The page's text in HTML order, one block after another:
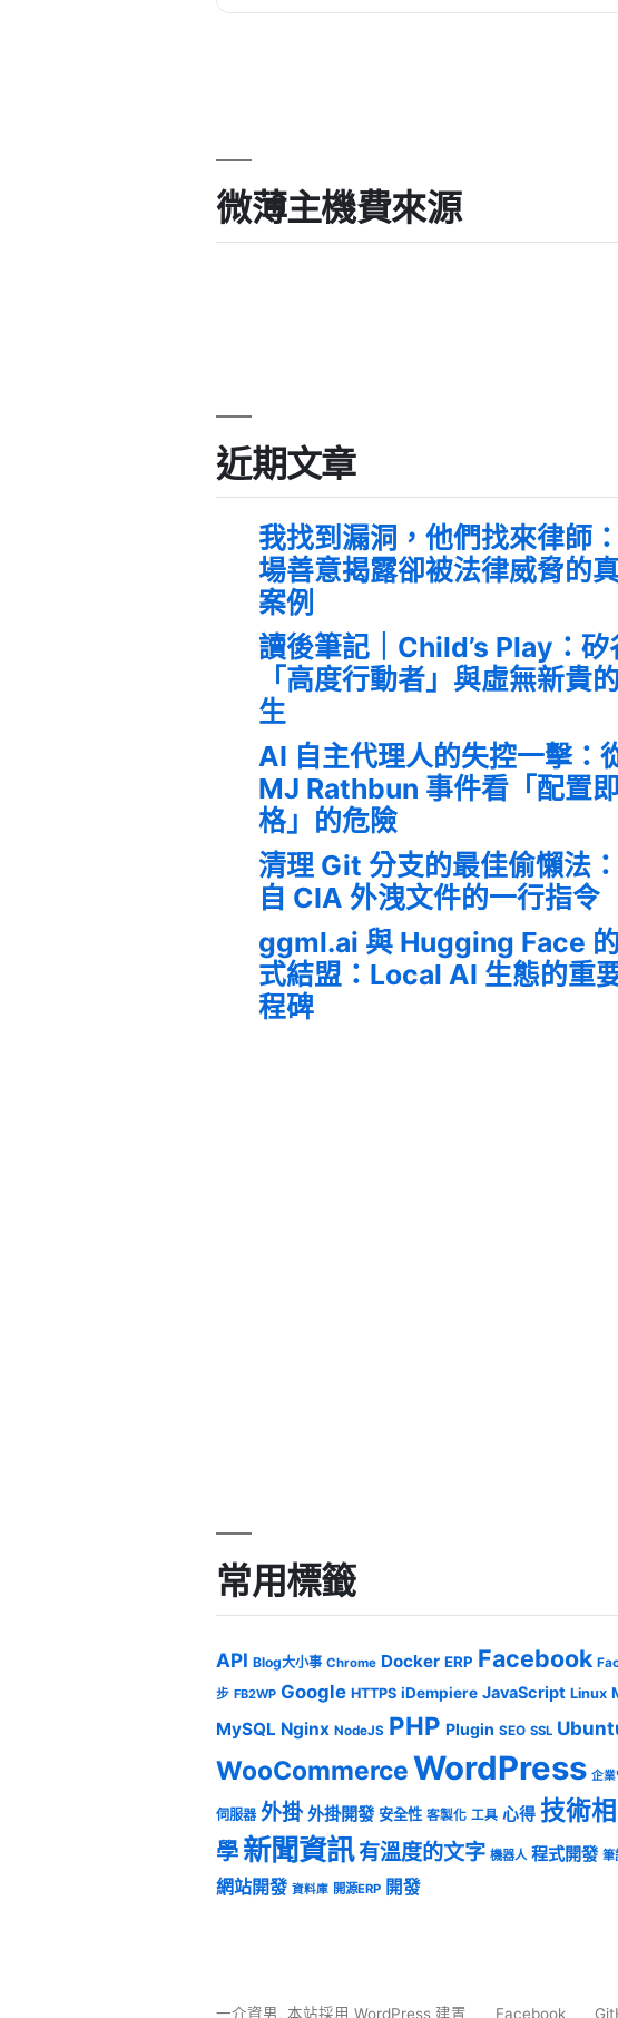
微薄主機費來源
近期文章
我找到漏洞，他們找來律師
場善意揭露卻被法律威脅的
案例
讀後筆記｜Child’s Play：矽
「高度行動者」與虛無新貴
生
AI 自主代理人的失控一擊：
MJ Rathbun 事件看「配置
格」的危險
清理 Git 分支的最佳偷懶法
自 CIA 外洩文件的一行指令
ggml.ai 與 Hugging Face
式結盟：Local AI 生態的重
程碑
常用標籤
API Blog大小事 Chrome Docker ERP Facebook
步 FB2WP Google HTTPS iDempiere JavaScript Linux
MySQL Nginx NodeJS PHP Plugin SEO SSL
WooCommerceWordPress 企
伺服器 外掛 外掛開發 安全性 客製化 工具 心得 技術
學 新聞資訊有溫度的文字 機器人 程式開發 筆
網站開發 資料庫 開源ERP 開發
一介資男,本站採用 WordPress 建置 Facebook